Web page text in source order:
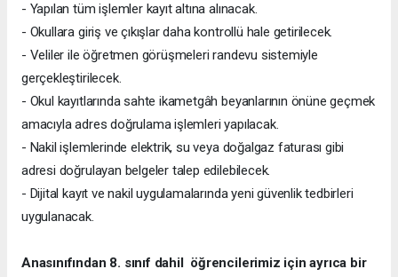
- Yapılan tüm işlemler kayıt altına alınacak.
- Okullara giriş ve çıkışlar daha kontrollü hale getirilecek.
- Veliler ile öğretmen görüşmeleri randevu sistemiyle
gerçekleştirilecek.
- Okul kayıtlarında sahte ikametgâh beyanlarının önüne geçmek
amacıyla adres doğrulama işlemleri yapılacak.
- Nakil işlemlerinde elektrik, su veya doğalgaz faturası gibi
adresi doğrulayan belgeler talep edilebilecek.
- Dijital kayıt ve nakil uygulamalarında yeni güvenlik tedbirleri
uygulanacak.
Anasınıfından 8. sınıf dahil öğrencilerimiz için ayrıca bir